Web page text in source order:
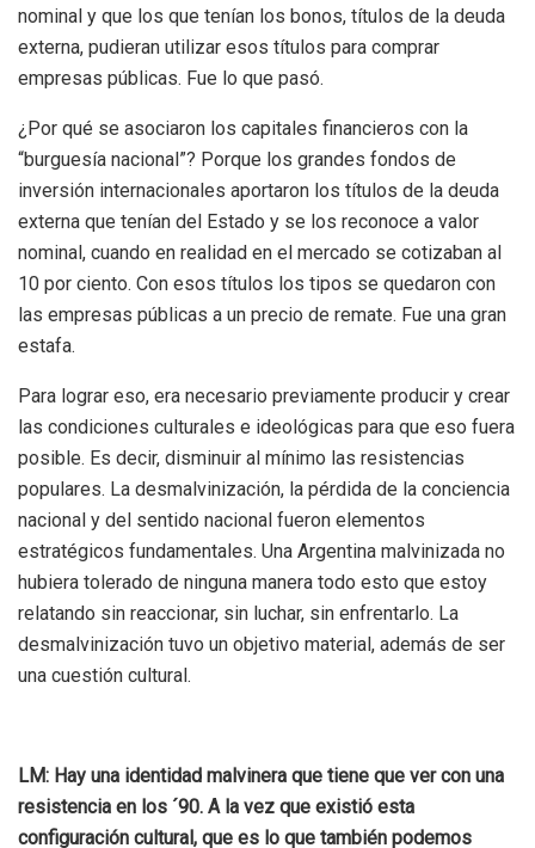
nominal y que los que tenían los bonos, títulos de la deuda
externa, pudieran utilizar esos títulos para comprar
empresas públicas. Fue lo que pasó.
¿Por qué se asociaron los capitales financieros con la
“burguesía nacional”? Porque los grandes fondos de
inversión internacionales aportaron los títulos de la deuda
externa que tenían del Estado y se los reconoce a valor
nominal, cuando en realidad en el mercado se cotizaban al
10 por ciento. Con esos títulos los tipos se quedaron con
las empresas públicas a un precio de remate. Fue una gran
estafa.
Para lograr eso, era necesario previamente producir y crear
las condiciones culturales e ideológicas para que eso fuera
posible. Es decir, disminuir al mínimo las resistencias
populares. La desmalvinización, la pérdida de la conciencia
nacional y del sentido nacional fueron elementos
estratégicos fundamentales. Una Argentina malvinizada no
hubiera tolerado de ninguna manera todo esto que estoy
relatando sin reaccionar, sin luchar, sin enfrentarlo. La
desmalvinización tuvo un objetivo material, además de ser
una cuestión cultural.
LM: Hay una identidad malvinera que tiene que ver con una
resistencia en los ´90. A la vez que existió esta
configuración cultural, que es lo que también podemos